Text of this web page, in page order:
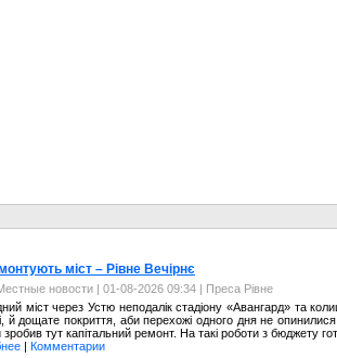
міст – Рівне Вечірнє
новости | 01-08-2026 09:34 | Преса Рівне
міст через Устю неподалік стадіону «Авангард» та
й дощате покриття, аби перехожі одного дня не
зробив тут капітальний ремонт. На такі роботи з бюджету
| Комментарии